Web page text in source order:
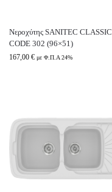
Νεροχύτης SANITEC CLASSIC
CODE 302 (96×51)
167,00 € με Φ.Π.Α 24%